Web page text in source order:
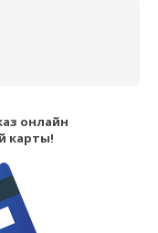
онлайн
карты!